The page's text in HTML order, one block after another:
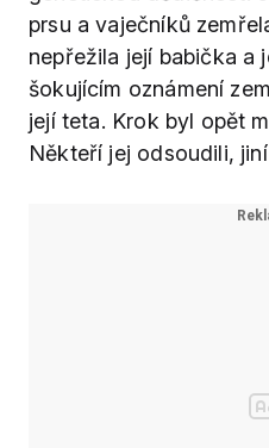
prsu a vaječníků
nepřežila její babička a
šokujícím oznámení
její teta. Krok byl opět
Někteří jej odsoudili,